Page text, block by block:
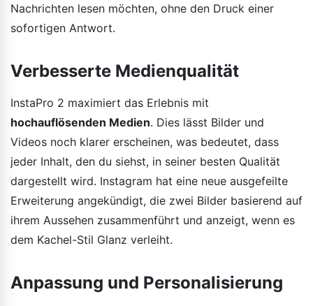
Nachrichten lesen möchten, ohne den Druck einer
sofortigen Antwort.
Verbesserte Medienqualität
InstaPro 2 maximiert das Erlebnis mit
hochauflösenden Medien. Dies lässt Bilder und
Videos noch klarer erscheinen, was bedeutet, dass
jeder Inhalt, den du siehst, in seiner besten Qualität
dargestellt wird. Instagram hat eine neue ausgefeilte
Erweiterung angekündigt, die zwei Bilder basierend auf
ihrem Aussehen zusammenführt und anzeigt, wenn es
dem Kachel-Stil Glanz verleiht.
Anpassung und Personalisierung